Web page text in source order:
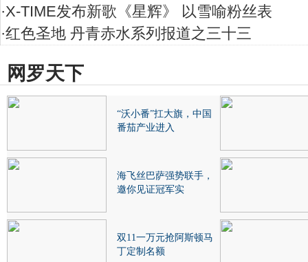
·X-TIME发布新歌《星辉》 以雪喻粉丝表
·红色圣地 丹青赤水系列报道之三十三
网罗天下
“沃小番”扛大旗，中国
番茄产业进入
海飞丝巴萨强势联手，
邀你见证冠军实
双11一万元抢阿斯顿马
丁定制名额